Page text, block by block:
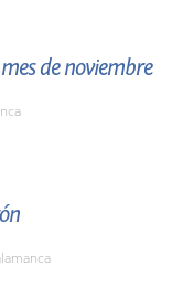
de noviembre